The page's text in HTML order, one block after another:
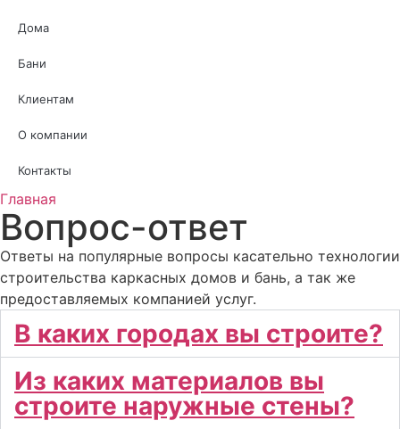
Дома
Бани
Клиентам
О компании
Контакты
Главная
Вопрос-ответ
Ответы на популярные вопросы касательно технологии
строительства каркасных домов и бань, а так же
предоставляемых компанией услуг.
В каких городах вы строите?
Из каких материалов вы
строите наружные стены?